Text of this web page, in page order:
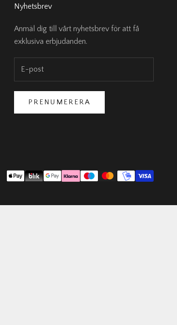
Nyhetsbrev
Anmäl dig till vårt nyhetsbrev för att få
exklusiva erbjudanden.
PRENUMERERA